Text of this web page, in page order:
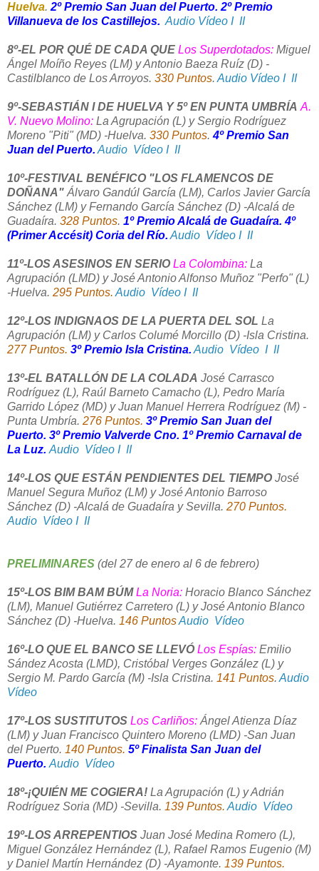
Huelva.2º Premio San Juan del Puerto. 2º Premio
Villanueva de los Castillejos. Audio Vídeo I II
8º-EL POR QUÉ DE CADA QUE Los Superdotados: Miguel
Ángel Moíño Reyes (LM) y Antonio Baeza Ruíz (D) -
Castilblanco de Los Arroyos. 330 Puntos.Audio Vídeo I II
9º-SEBASTIÁN I DE HUELVA Y 5º EN PUNTA UMBRÍA A.
V. Nuevo Molino: La Agrupación (L) y Sergio Rodríguez
Moreno "Piti" (MD) -Huelva. 330 Puntos.4º Premio San
Juan del Puerto. Audio Vídeo I II
10º-FESTIVAL BENÉFICO "LOS FLAMENCOS DE
DOÑANA"Álvaro Gandúl García (LM), Carlos Javier García
Sánchez (LM) y Fernando García Sánchez (D) -Alcalá de
Guadaíra. 328 Puntos. 1º Premio Alcalá de Guadaíra. 4º
(Primer Accésit) Coria del Río. Audio Vídeo I II
11º-LOS ASESINOS EN SERIO La Colombina: La
Agrupación (LMD) y José Antonio Alfonso Muñoz "Perfo" (L)
-Huelva. 295 Puntos. Audio Vídeo I II
12º-LOS INDIGNAOS DE LA PUERTA DEL SOL La
Agrupación (LM) y Carlos Columé Morcillo (D) -Isla Cristina.
277 Puntos. 3º Premio Isla Cristina. Audio Vídeo I II
13º-EL BATALLÓN DE LA COLADA José Carrasco
Rodríguez (L), Raúl Barneto Camacho (L), Pedro María
Garrido López (MD) y Juan Manuel Herrera Rodríguez (M) -
Punta Umbría. 276 Puntos. 3º Premio San Juan del
Puerto. 3º Premio Valverde Cno. 1º Premio Carnaval de
La Luz. Audio Vídeo I II
14º-LOS QUE ESTÁN PENDIENTES DEL TIEMPOJosé
Manuel Segura Muñoz (LM) y José Antonio Barroso
Sánchez (D) -Alcalá de Guadaíra y Sevilla. 270 Puntos.
Audio Vídeo I II
PRELIMINARES (del 27 de enero al 6 de febrero)
15º-LOS BIM BAM BÚM La Noria: Horacio Blanco Sánchez
(LM), Manuel Gutiérrez Carretero (L) y José Antonio Blanco
Sánchez (D) -Huelva. 146 PuntosAudio Vídeo
16º-LO QUE EL BANCO SE LLEVÓ Los Espías: Emilio
Sández Acosta (LMD), Cristóbal Verges González (L) y
Sergio M. Pardo García (M) -Isla Cristina. 141 Puntos.Audio
Vídeo
17º-LOS SUSTITUTOS Los Carliños:Ángel Atienza Díaz
(LM) y Juan Francisco Quintero Moreno (LMD) -San Juan
del Puerto. 140 Puntos. 5º Finalista San Juan del
Puerto. Audio Vídeo
18º-¡QUIÉN ME COGIERA! La Agrupación (L) y Adrián
Rodríguez Soria (MD) -Sevilla. 139 Puntos. Audio Vídeo
19º-LOS ARREPENTIOS Juan José Medina Romero (L),
Miguel González Hernández (L), Rafael Ramos Eugenio (M)
y Daniel Martín Hernández (D) -Ayamonte. 139 Puntos.